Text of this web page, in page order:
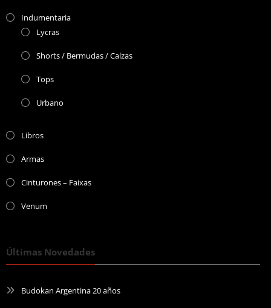
Indumentaria
Lycras
Shorts / Bermudas / Calzas
Tops
Urbano
Libros
Armas
Cinturones – Faixas
Venum
Últimas Novedades
Budokan Argentina 20 años